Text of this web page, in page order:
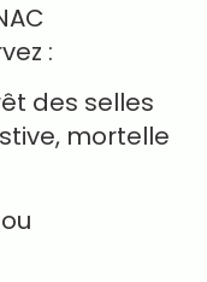
:
des selles
mortelle